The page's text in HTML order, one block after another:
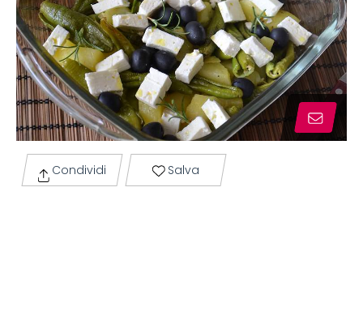
Condividi Salva